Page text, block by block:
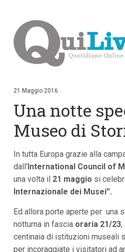
i
i
c
t
n
u
i
p
i
n
c
p
a
21 Maggio 2016
Una notte
Museo di
In tutta Europa grazie alla
dall’ International Council of
una volta il 21 maggio si
Internazionale dei Musei”.
Ed allora porte aperte per una
notturna in fascia oraria 21/23,
centinaia di istituzioni museali
per incoraggiate i visitatori ad